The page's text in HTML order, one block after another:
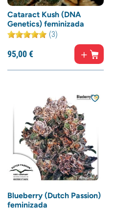
Cataract Kush (DNA
Genetics) feminizada
(3)
95,00€
Blueberry (Dutch Passion)
feminizada